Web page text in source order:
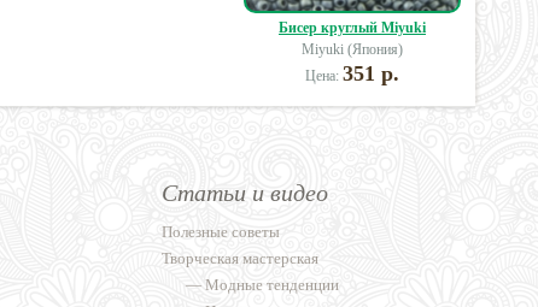
Бисер круглый Miyuki
Miyuki (Япония)
Цена: 351 р.
Статьи и видео
Полезные советы
Творческая мастерская
—Модные тенденции